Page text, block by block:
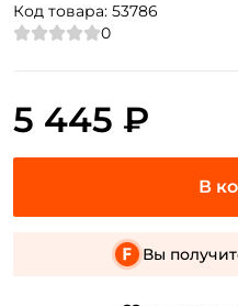
Код товара: 53786
0
5 445 ₽
Вы